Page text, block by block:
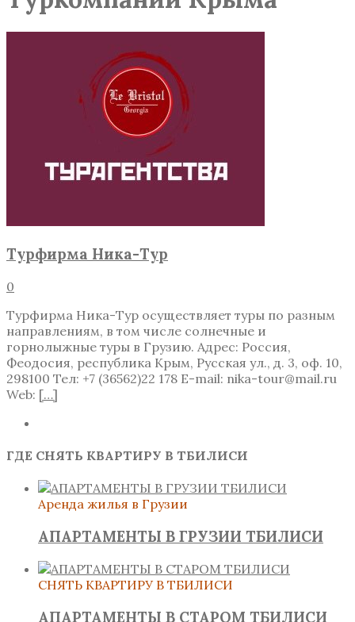
Турфирма Ника-Тур
0
Турфирма Ника-Тур осуществляет туры по разным
направлениям, в том числе солнечные и
горнолыжные туры в Грузию. Адрес: Россия,
Феодосия, республика Крым, Русская ул., д. 3, оф. 10,
298100 Тел: +7 (36562)22 178 E-mail: nika-tour@mail.ru
Web: […]
ГДЕ СНЯТЬ КВАРТИРУ В ТБИЛИСИ
Аренда жилья в Грузии
АПАРТАМЕНТЫ В ГРУЗИИ ТБИЛИСИ
СНЯТЬ КВАРТИРУ В ТБИЛИСИ
АПАРТАМЕНТЫ В СТАРОМ ТБИЛИСИ